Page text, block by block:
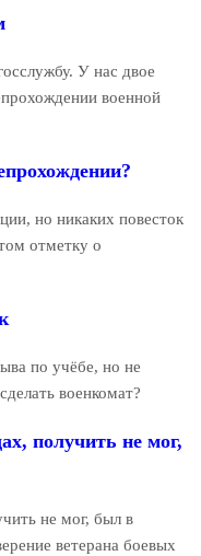
У нас двое
военной
но никаких повесток
отметку о
по учёбе, но не
военкомат?
получить не мог,
не мог, был в
ветерана боевых